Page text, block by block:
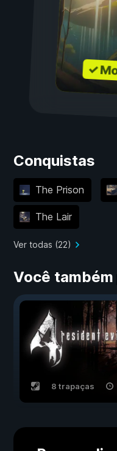
✓
Conquistas
The Prison
The Lair
Ver todas (22)
Você
8 trapaças